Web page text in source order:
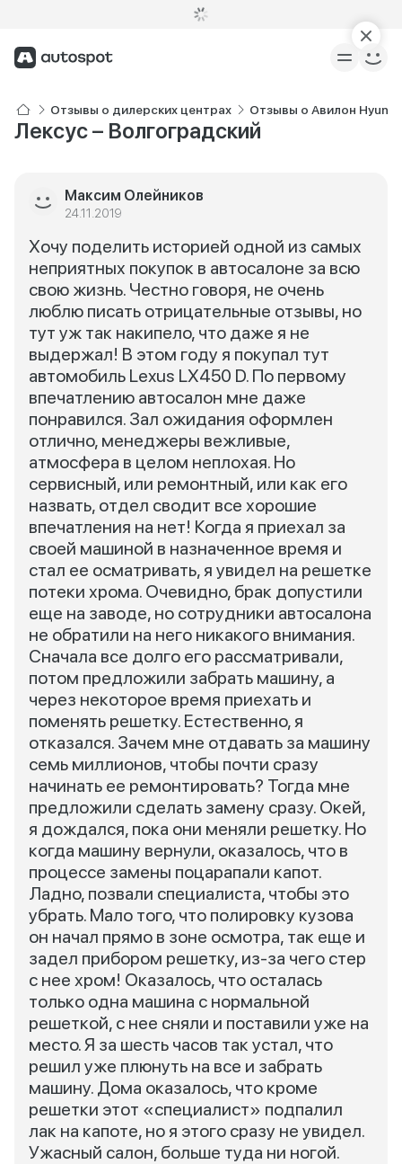
Отзывы о дилерских центрах Отзывы о Авилон
Лексус – Волгоградский
Максим Олейников
24.11.2019
Хочу поделить историей одной из самых
неприятных покупок в автосалоне за всю
свою жизнь. Честно говоря, не очень
люблю писать отрицательные отзывы, но
тут уж так накипело, что даже я не
выдержал! В этом году я покупал тут
автомобиль Lexus LX450 D. По первому
впечатлению автосалон мне даже
понравился. Зал ожидания оформлен
отлично, менеджеры вежливые,
атмосфера в целом неплохая. Но
сервисный, или ремонтный, или как его
назвать, отдел сводит все хорошие
впечатления на нет! Когда я приехал за
своей машиной в назначенное время и
стал ее осматривать, я увидел на решетке
потеки хрома. Очевидно, брак допустили
еще на заводе, но сотрудники автосалона
не обратили на него никакого внимания.
Сначала все долго его рассматривали,
потом предложили забрать машину, а
через некоторое время приехать и
поменять решетку. Естественно, я
отказался. Зачем мне отдавать за машину
семь миллионов, чтобы почти сразу
начинать ее ремонтировать? Тогда мне
предложили сделать замену сразу. Окей,
я дождался, пока они меняли решетку. Но
когда машину вернули, оказалось, что в
процессе замены поцарапали капот.
Ладно, позвали специалиста, чтобы это
убрать. Мало того, что полировку кузова
он начал прямо в зоне осмотра, так еще и
задел прибором решетку, из-за чего стер
с нее хром! Оказалось, что осталась
только одна машина с нормальной
решеткой, с нее сняли и поставили уже на
место. Я за шесть часов так устал, что
решил уже плюнуть на все и забрать
машину. Дома оказалось, что кроме
решетки этот «специалист» подпалил
лак на капоте, но я этого сразу не увидел.
Ужасный салон, больше туда ни ногой.